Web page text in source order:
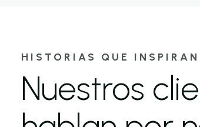
HISTORIAS QUE
Nuestros